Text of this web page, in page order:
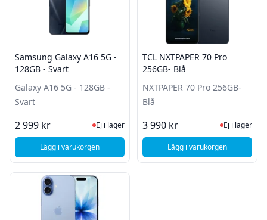
Samsung Galaxy A16 5G -
128GB - Svart
Galaxy A16 5G - 128GB -
Svart
2 999 kr Ej i lager, besök produktsidan för
Ej i lager
Lägg i varukorgen, Samsung Galaxy A16 5G - 128GB - Svart
TCL NXTPAPER 70 Pro
256GB- Blå
NXTPAPER 70 Pro 256GB-
Blå
3 990 kr Ej i lager,
Ej i lager
Lägg i varukorgen, TCL NXTPAPER 70